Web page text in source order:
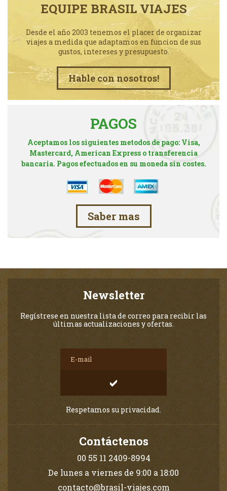
EQUIPE BRASIL VIAJES
Desde el año 2003 tenemos el placer de organizar
viajes a medida que adaptamos en funcion de sus
gustos, intereses y presupuesto.
Hable con nosotros!
PAGOS
Aceptamos los siguientes metodos de pago: Visa,
Mastercard, American Express o transferencia
bancaria. Pagos efectuados en su moneda sin costes.
Saber mas
Newsletter
Regístrese en nuestra lista de correo para recibir las
últimas actualizaciones y ofertas.
Respetamos su privacidad.
Contáctenos
00 55 11 2409-8994
De lunes a viernes de 9:00 a 18:00
contacto@brasil-viajes.com